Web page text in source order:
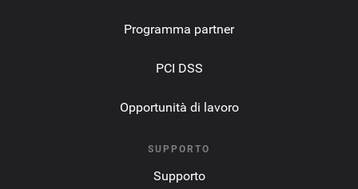
Programma partner
PCI DSS
Opportunità di lavoro
SUPPORTO
Supporto